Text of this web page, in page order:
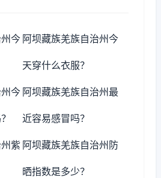
今 阿坝藏族羌族自治州今
天穿什么衣服？
今 阿坝藏族羌族自治州最
近容易感冒吗？
紫 阿坝藏族羌族自治州防
晒指数是多少？